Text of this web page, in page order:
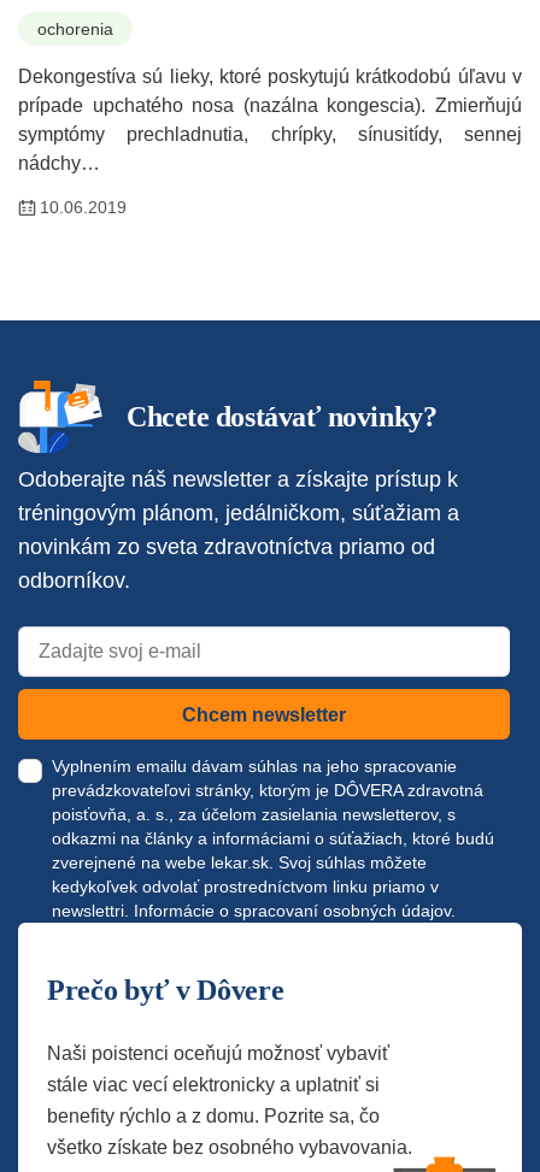
ochorenia
Dekongestíva sú lieky, ktoré poskytujú krátkodobú úľavu v
prípade upchatého nosa (nazálna kongescia). Zmierňujú
symptómy prechladnutia, chrípky, sínusitídy, sennej
nádchy…
10.06.2019
Chcete dostávať novinky?
Odoberajte náš newsletter a získajte prístup k
tréningovým plánom, jedálničkom, súťažiam a
novinkám zo sveta zdravotníctva priamo od
odborníkov.
Chcem newsletter
Vyplnením emailu dávam súhlas na jeho spracovanie
prevádzkovateľovi stránky, ktorým je DÔVERA zdravotná
poisťovňa, a. s., za účelom zasielania newsletterov, s
odkazmi na články a informáciami o súťažiach, ktoré budú
zverejnené na webe lekar.sk. Svoj súhlas môžete
kedykoľvek odvolať prostredníctvom linku priamo v
newslettri. Informácie o spracovaní osobných údajov.
Prečo byť v Dôvere
Naši poistenci oceňujú možnosť vybaviť
stále viac vecí elektronicky a uplatniť si
benefity rýchlo a z domu. Pozrite sa, čo
všetko získate bez osobného vybavovania.